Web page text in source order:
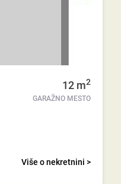
12 m2
GARAŽNO MESTO
Više o nekretnini >